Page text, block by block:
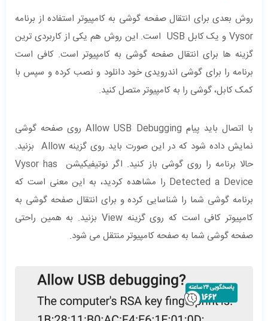
روش بعدی برای انتقال صفحه گوشی به کامپیوتر استفاده از برنامه
Vysor و یک کابل USB است. این روش هم یکی از کاربردی ترین
گزینه ها برای انتقال صفحه گوشی به کامپیوتر است. کافی است
برنامه را برای گوشی اندرویدی خود دانلود و نصب کرده و سپس با
کمک کابل، گوشی را به کامپیوتر متصل کنید.
با اتصال باید پیام Allow USB Debugging روی صفحه گوشی
نمایش داده شود که در این صورت باید روی گزینه Allow بزنید.
حالا برنامه را روی گوشی باز کنید. اگر نوتیفیکیشن Vysor has
Detected a Device را مشاهده کردید، به این معنی است که
برنامه گوشی شما را شناسایی کرده و برای انتقال صفحه گوشی به
کامپیوتر کافی است که روی گزینه View بزنید. به همین راحتی
صفحه گوشی شما به صفحه کامپیوتر منتقل می شود.